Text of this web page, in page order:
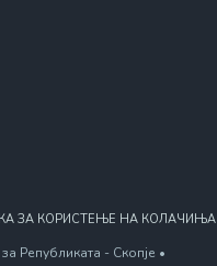
ЗА КОРИСТЕЊЕ НА КОЛАЧИЊА
Републиката - Скопје •